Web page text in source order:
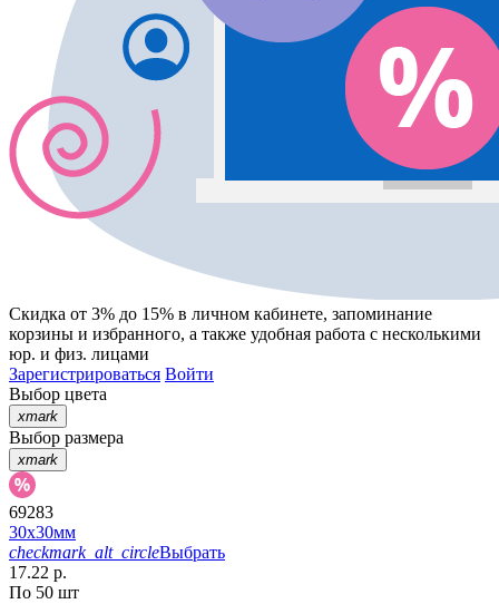
Скидка от 3% до 15% в личном кабинете, запоминание
корзины и избранного, а также удобная работа с несколькими
юр. и физ. лицами
Зарегистрироваться Войти
Выбор цвета
xmark
Выбор размера
xmark
69283
30х30мм
checkmark_alt_circleВыбрать
17.22 р.
По 50 шт